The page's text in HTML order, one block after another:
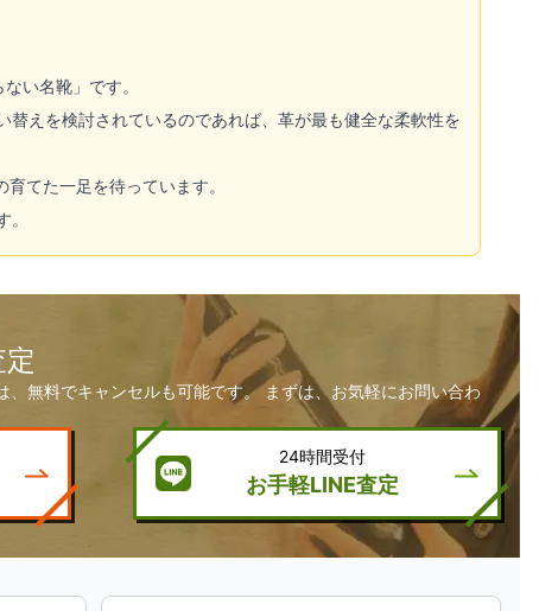
い名靴」です。
えを検討されているのであれば、革が最も健全な柔軟性を
てた一足を待っています。
無料でキャンセルも可能です。 まずは、お気軽にお問い合わ
24時間受付
お手軽LINE査定